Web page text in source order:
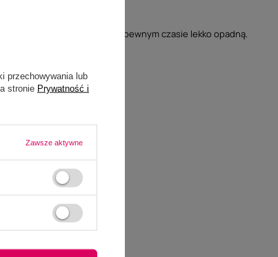
zbyt mocno lub za luźno.
cm, ponieważ oficerki po pewnym czasie lekko opadną.
przechowywania lub
stronie Prywatność i
Zawsze aktywne